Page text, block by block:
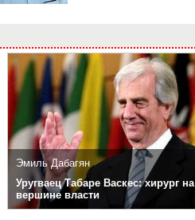
Эмиль Дабагян
Уругваец Табаре Васкес: хирург на
вершине власти